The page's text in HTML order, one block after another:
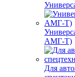
АМГ-Т)
Для